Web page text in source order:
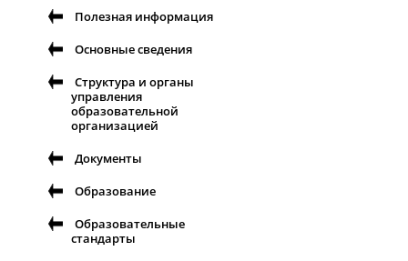
Полезная информация
Основные сведения
Структура и органы
управления
образовательной
организацией
Документы
Образование
Образовательные
стандарты